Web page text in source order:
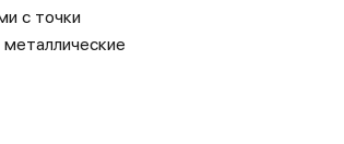
с точки